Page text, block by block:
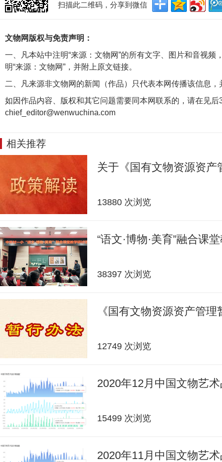
扫描此二维码，分享到微信
文物网版权与免责声明：
一、凡本站中注明“来源：文物网”的所有文字、图片和音视
明“来源：文物网”，并附上原文链接。
二、凡来源非文物网的新闻（作品）只代表本网传播该信息
如因作品内容、版权和其它问题需要同本网联系的，请在见后
chief_editor@wenwuchina.com
相关推荐
关于《国有文物资源资
13880 次浏览
“语文·博物·美育”融合课
38397 次浏览
《国有文物资源资产管
12749 次浏览
2020年12月中国文物艺
15499 次浏览
2020年11月中国文物艺